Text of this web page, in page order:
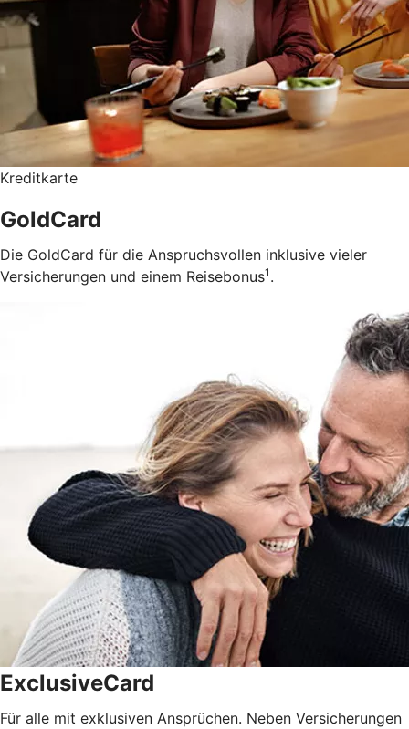
Kreditkarte
GoldCard
Die GoldCard für die Anspruchsvollen inklusive vieler
Versicherungen und einem Reisebonus1 .
ExclusiveCard
Für alle mit exklusiven Ansprüchen. Neben Versicherungen